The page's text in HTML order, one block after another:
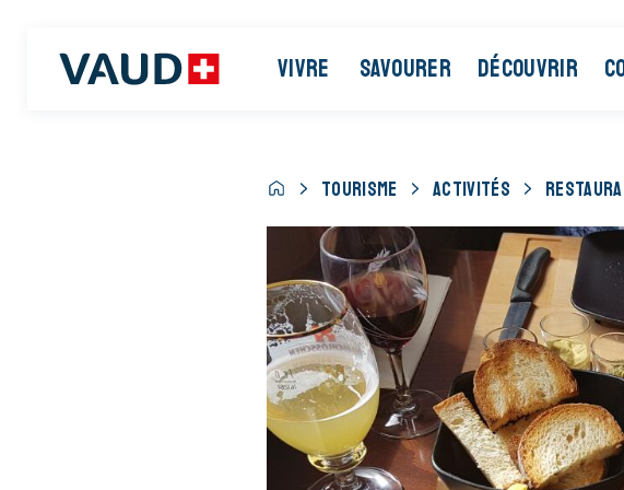
VIVRE SAVOURER DÉCOUVRIR
TOURISME ACTIVITÉS